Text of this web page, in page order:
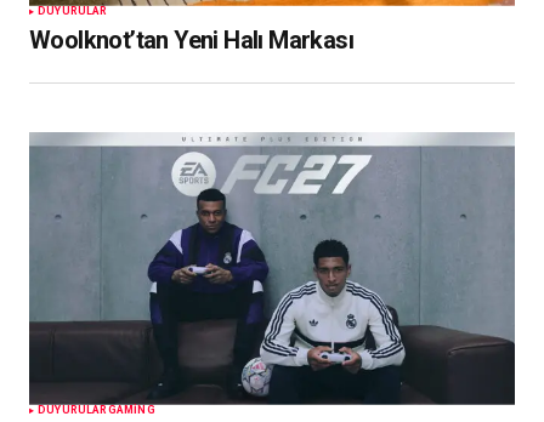
DUYURULAR
Woolknot’tan Yeni Halı Markası
DUYURULAR GAMING